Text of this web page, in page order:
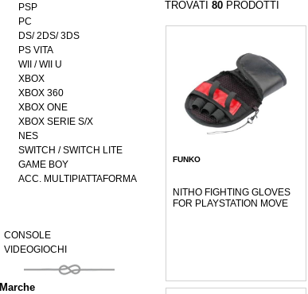
PSP
PC
DS/ 2DS/ 3DS
PS VITA
WII / WII U
XBOX
XBOX 360
XBOX ONE
XBOX SERIE S/X
NES
SWITCH / SWITCH LITE
GAME BOY
ACC. MULTIPIATTAFORMA
CONSOLE
VIDEOGIOCHI
Marche
TROVATI 80PRODOTTI
FUNKO
NITHO FIGHTING GLOVES
FOR PLAYSTATION MOVE